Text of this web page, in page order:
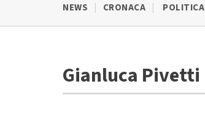
NEWS CRONACA POLITICA
Gianluca Pivetti